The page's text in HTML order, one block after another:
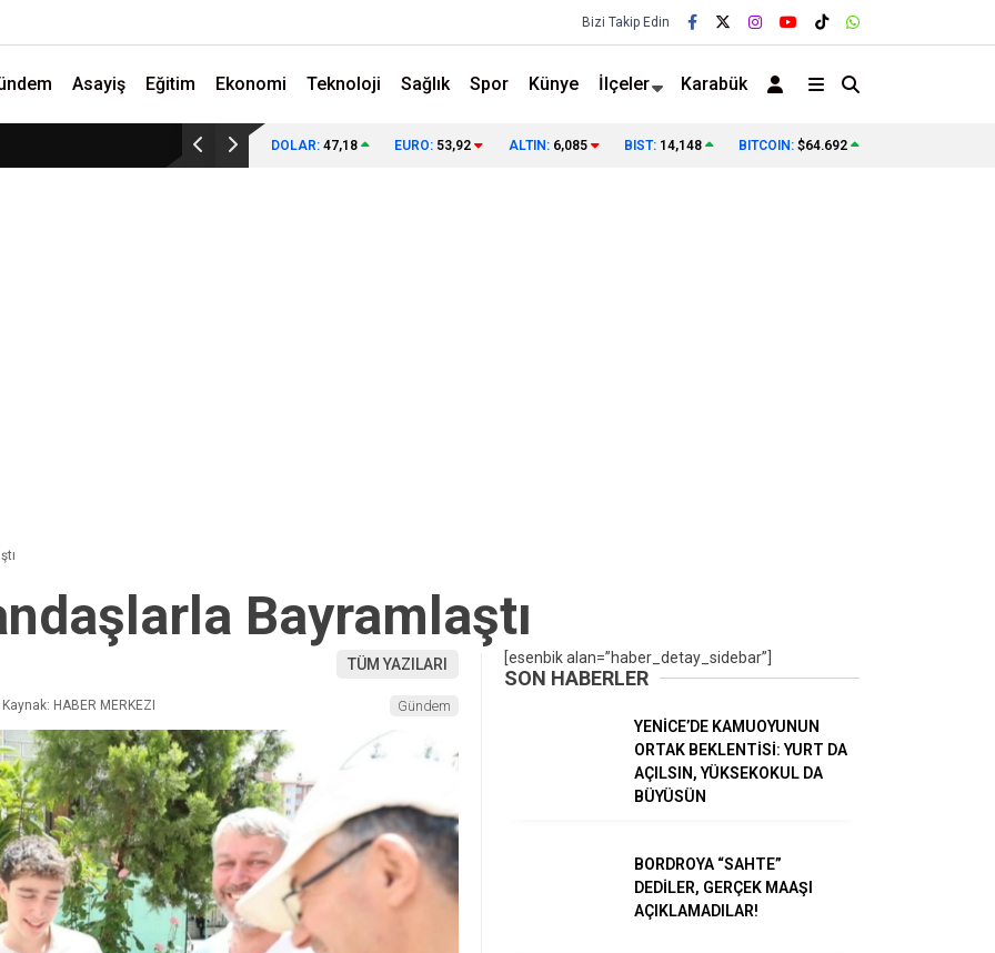
Magazin
Sağlık
Bizi Takip Edin
Asayiş Eğitim Ekonomi Teknoloji Sağlık Spor Künye İlçeler Karabük
DOLAR: 47,18 EURO: 53,92 ALTIN: 6,085 BIST: 14,148 BITCOIN: $64.692
Bayramlaştı
TÜM YAZILARI
Kaynak: HABER MERKEZI Gündem
[esenbik alan=”haber_detay_sidebar”]
SON HABERLER
YENİCE’DE KAMUOYUNUN
ORTAK BEKLENTİSİ: YURT DA
AÇILSIN, YÜKSEKOKUL DA
BÜYÜSÜN
BORDROYA “SAHTE”
DEDİLER, GERÇEK MAAŞI
AÇIKLAMADILAR!